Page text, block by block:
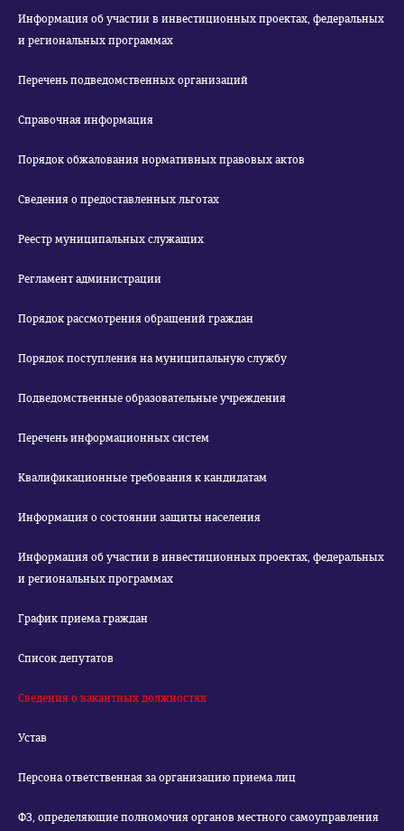
Информация об участии в инвестиционных проектах, федеральных
и региональных программах
Перечень подведомственных организаций
Справочная информация
Порядок обжалования нормативных правовых актов
Сведения о предоставленных льготах
Реестр муниципальных служащих
Регламент администрации
Порядок рассмотрения обращений граждан
Порядок поступления на муниципальную службу
Подведомственные образовательные учреждения
Перечень информационных систем
Квалификационные требования к кандидатам
Информация о состоянии защиты населения
Информация об участии в инвестиционных проектах, федеральных
и региональных программах
График приема граждан
Список депутатов
Сведения о вакантных должностях
Устав
Персона ответственная за организацию приема лиц
ФЗ, определяющие полномочия органов местного самоуправления